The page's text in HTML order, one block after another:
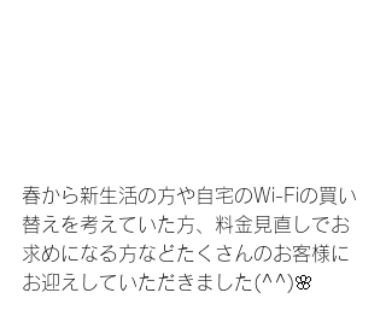
春から新生活の方や自宅のWi-Fiの買い
替えを考えていた方、料金見直しでお
求めになる方などたくさんのお客様に
お迎えしていただきました(^^)🌸